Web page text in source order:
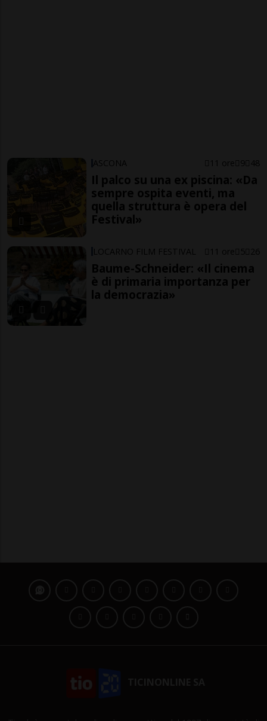
ASCONA 11 ore 9 48
Il palco su una ex piscina: «Da
sempre ospita eventi, ma
quella struttura è opera del
Festival»
LOCARNO FILM FESTIVAL 11 ore 5 26
Baume-Schneider: «Il cinema
è di primaria importanza per
la democrazia»